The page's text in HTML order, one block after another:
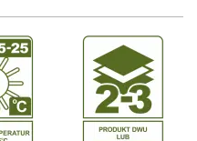
параметрів міцності готової
відразу ж після
параметри протягом 2 годин.
на низькій швидкості.
5 хв. Наступні шари
етапи за допомогою